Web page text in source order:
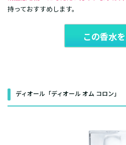
持っておすすめします。
この香水
ディオール「ディオール オム コロン」